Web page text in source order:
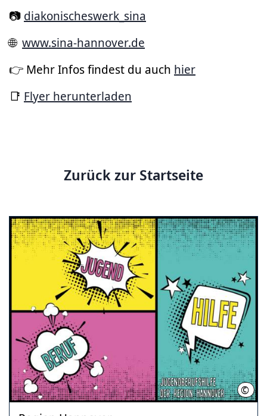
📷 diakonischeswerk_sina
🌐 www.sina-hannover.de
👉 Mehr Infos findest du auch hier
📑 Flyer herunterladen
Zurück zur Startseite
©